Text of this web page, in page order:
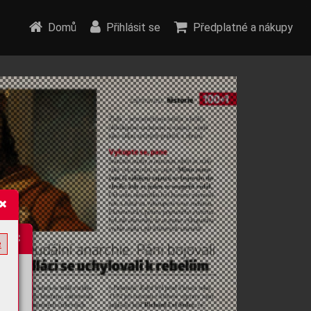
Domů Přihlásit se Předplatné a nákupy